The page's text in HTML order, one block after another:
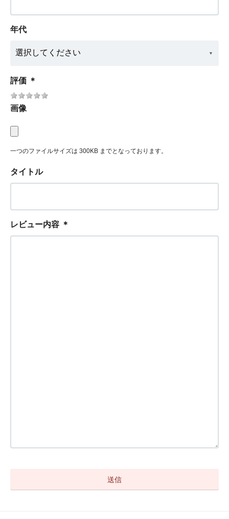
年代
評価 ＊
画像
一つのファイルサイズは 300KB までとなっております。
タイトル
レビュー内容 ＊